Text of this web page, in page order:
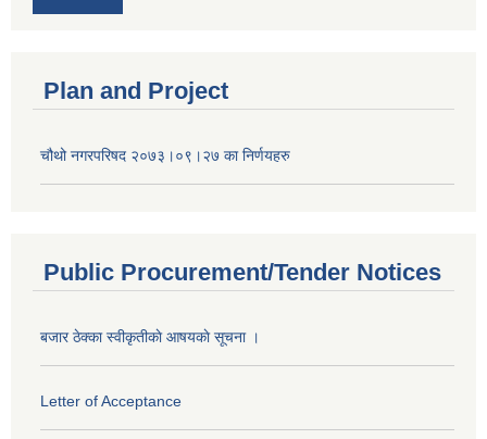
Plan and Project
चौथो नगरपरिषद २०७३।०९।२७ का निर्णयहरु
Public Procurement/Tender Notices
बजार ठेक्का स्वीकृतीकाे आषयकाे सूचना ।
Letter of Acceptance